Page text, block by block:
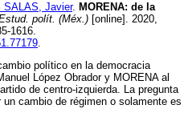
SALAS, Javier. MORENA: de la
polít. (Méx.) [online]. 2020,
1616.
.
político en la democracia
López Obrador y MORENA al
de centro-izquierda. La pregunta
cambio de régimen o solamente es